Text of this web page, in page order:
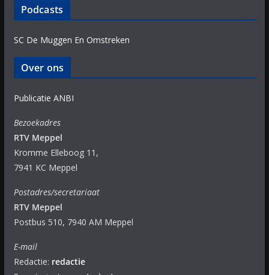
Podcasts
SC De Muggen En Omstreken
Over ons
Publicatie ANBI
Bezoekadres
RTV Meppel
Kromme Elleboog 11,
7941 KC Meppel
Postadres/secretariaat
RTV Meppel
Postbus 510, 7940 AM Meppel
E-mail
Redactie: redactie